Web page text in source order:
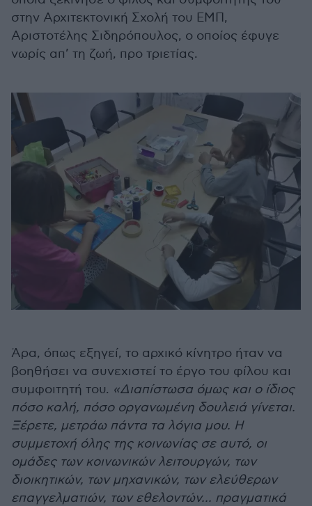
στην Αρχιτεκτονική Σχολή του ΕΜΠ,
Αριστοτέλης Σιδηρόπουλος, ο οποίος έφυγε
νωρίς απ’ τη ζωή, προ τριετίας.
Άρα, όπως εξηγεί, το αρχικό κίνητρο ήταν να
βοηθήσει να συνεχιστεί το έργο του φίλου και
συμφοιτητή του. «∆ιαπίστωσα όµως και ο ίδιος
πόσο καλή, πόσο οργανωµένη δουλειά γίνεται.
Ξέρετε, µετράω πάντα τα λόγια µου. Η
συµµετοχή όλης της κοινωνίας σε αυτό, οι
οµάδες των κοινωνικών λειτουργών, των
διοικητικών, των µηχανικών, των ελεύθερων
επαγγελµατιών, των εθελοντών... πραγµατικά